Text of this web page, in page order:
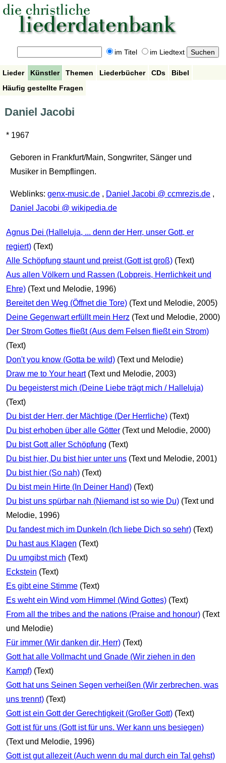
im Titel im Liedtext
Lieder Künstler Themen Liederbücher CDs
Bibel
Häufig gestellte Fragen
Daniel Jacobi
* 1967
Geboren in Frankfurt/Main, Songwriter, Sänger und
Musiker in Bempflingen.
Weblinks: genx-music.de, Daniel Jacobi @ ccmrezis.de,
Daniel Jacobi @ wikipedia.de
Agnus Dei (Halleluja, ... denn der Herr, unser Gott, er
regiert) (Text)
Alle Schöpfung staunt und preist (Gott ist groß) (Text)
Aus allen Völkern und Rassen (Lobpreis, Herrlichkeit und
Ehre) (Text und Melodie, 1996)
Bereitet den Weg (Öffnet die Tore) (Text und Melodie, 2005)
Deine Gegenwart erfüllt mein Herz (Text und Melodie, 2000)
Der Strom Gottes fließt (Aus dem Felsen fließt ein Strom)
(Text)
Don't you know (Gotta be wild) (Text und Melodie)
Draw me to Your heart (Text und Melodie, 2003)
Du begeisterst mich (Deine Liebe trägt mich / Halleluja)
(Text)
Du bist der Herr, der Mächtige (Der Herrliche) (Text)
Du bist erhoben über alle Götter (Text und Melodie, 2000)
Du bist Gott aller Schöpfung (Text)
Du bist hier, Du bist hier unter uns (Text und Melodie, 2001)
Du bist hier (So nah) (Text)
Du bist mein Hirte (In Deiner Hand) (Text)
Du bist uns spürbar nah (Niemand ist so wie Du) (Text und
Melodie, 1996)
Du fandest mich im Dunkeln (Ich liebe Dich so sehr) (Text)
Du hast aus Klagen (Text)
Du umgibst mich (Text)
Eckstein (Text)
Es gibt eine Stimme (Text)
Es weht ein Wind vom Himmel (Wind Gottes) (Text)
From all the tribes and the nations (Praise and honour) (Text
und Melodie)
Für immer (Wir danken dir, Herr) (Text)
Gott hat alle Vollmacht und Gnade (Wir ziehen in den
Kampf) (Text)
Gott hat uns Seinen Segen verheißen (Wir zerbrechen, was
uns trennt) (Text)
Gott ist ein Gott der Gerechtigkeit (Großer Gott) (Text)
Gott ist für uns (Gott ist für uns. Wer kann uns besiegen)
(Text und Melodie, 1996)
Gott ist gut allezeit (Auch wenn du mal durch ein Tal gehst)